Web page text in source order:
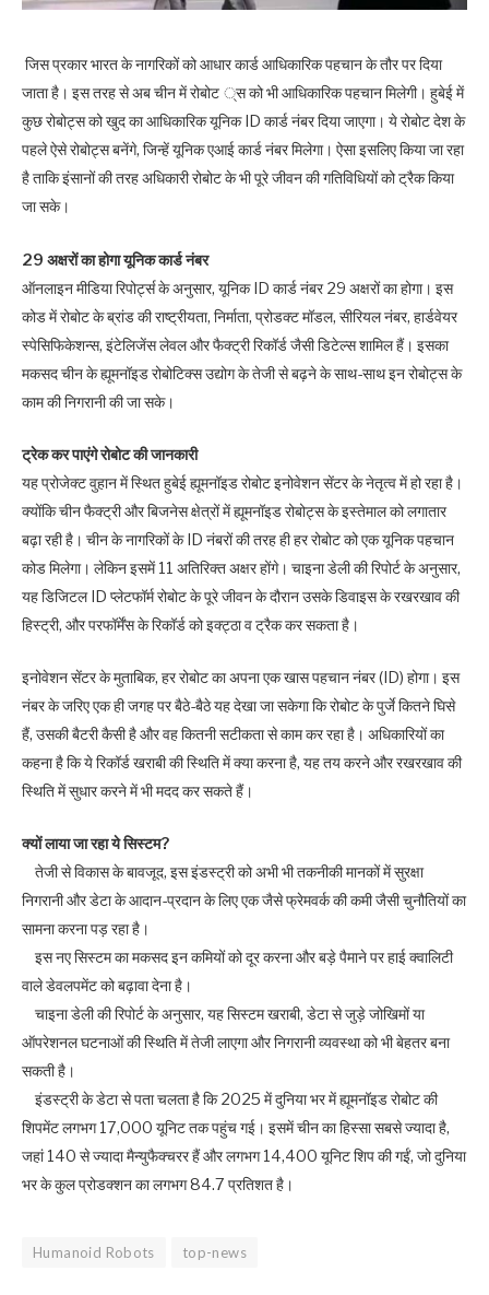
जिस प्रकार भारत के नागरिकों को आधार कार्ड आधिकारिक पहचान के तौर पर दिया
जाता है। इस तरह से अब चीन में रोबोट ्स को भी आधिकारिक पहचान मिलेगी। हुबेई में
कुछ रोबोट्स को खुद का आधिकारिक यूनिक ID कार्ड नंबर दिया जाएगा। ये रोबोट देश के
पहले ऐसे रोबोट्स बनेंगे, जिन्हें यूनिक एआई कार्ड नंबर मिलेगा। ऐसा इसलिए किया जा रहा
है ताकि इंसानों की तरह अधिकारी रोबोट के भी पूरे जीवन की गतिविधियों को ट्रैक किया
जा सके।
29 अक्षरों का होगा यूनिक कार्ड नंबर
ऑनलाइन मीडिया रिपोर्ट्स के अनुसार, यूनिक ID कार्ड नंबर 29 अक्षरों का होगा। इस
कोड में रोबोट के ब्रांड की राष्ट्रीयता, निर्माता, प्रोडक्ट मॉडल, सीरियल नंबर, हार्डवेयर
स्पेसिफिकेशन्स, इंटेलिजेंस लेवल और फैक्ट्री रिकॉर्ड जैसी डिटेल्स शामिल हैं। इसका
मकसद चीन के ह्यूमनॉइड रोबोटिक्स उद्योग के तेजी से बढ़ने के साथ-साथ इन रोबोट्स के
काम की निगरानी की जा सके।
ट्रेक कर पाएंगे रोबोट की जानकारी
यह प्रोजेक्ट वुहान में स्थित हुबेई ह्यूमनॉइड रोबोट इनोवेशन सेंटर के नेतृत्व में हो रहा है।
क्योंकि चीन फैक्ट्री और बिजनेस क्षेत्रों में ह्यूमनॉइड रोबोट्स के इस्तेमाल को लगातार
बढ़ा रही है। चीन के नागरिकों के ID नंबरों की तरह ही हर रोबोट को एक यूनिक पहचान
कोड मिलेगा। लेकिन इसमें 11 अतिरिक्त अक्षर होंगे। चाइना डेली की रिपोर्ट के अनुसार,
यह डिजिटल ID प्लेटफॉर्म रोबोट के पूरे जीवन के दौरान उसके डिवाइस के रखरखाव की
हिस्ट्री, और परफॉर्मेंस के रिकॉर्ड को इक्ट्ठा व ट्रैक कर सकता है।
इनोवेशन सेंटर के मुताबिक, हर रोबोट का अपना एक खास पहचान नंबर (ID) होगा। इस
नंबर के जरिए एक ही जगह पर बैठे-बैठे यह देखा जा सकेगा कि रोबोट के पुर्जे कितने घिसे
हैं, उसकी बैटरी कैसी है और वह कितनी सटीकता से काम कर रहा है। अधिकारियों का
कहना है कि ये रिकॉर्ड खराबी की स्थिति में क्या करना है, यह तय करने और रखरखाव की
स्थिति में सुधार करने में भी मदद कर सकते हैं।
क्यों लाया जा रहा ये सिस्टम?
तेजी से विकास के बावजूद, इस इंडस्ट्री को अभी भी तकनीकी मानकों में सुरक्षा
निगरानी और डेटा के आदान-प्रदान के लिए एक जैसे फ्रेमवर्क की कमी जैसी चुनौतियों का
सामना करना पड़ रहा है।
इस नए सिस्टम का मकसद इन कमियों को दूर करना और बड़े पैमाने पर हाई क्वालिटी
वाले डेवलपमेंट को बढ़ावा देना है।
चाइना डेली की रिपोर्ट के अनुसार, यह सिस्टम खराबी, डेटा से जुड़े जोखिमों या
ऑपरेशनल घटनाओं की स्थिति में तेजी लाएगा और निगरानी व्यवस्था को भी बेहतर बना
सकती है।
इंडस्ट्री के डेटा से पता चलता है कि 2025 में दुनिया भर में ह्यूमनॉइड रोबोट की
शिपमेंट लगभग 17,000 यूनिट तक पहुंच गई। इसमें चीन का हिस्सा सबसे ज्यादा है,
जहां 140 से ज्यादा मैन्युफैक्चरर हैं और लगभग 14,400 यूनिट शिप की गईं, जो दुनिया
भर के कुल प्रोडक्शन का लगभग 84.7 प्रतिशत है।
Humanoid Robots top-news